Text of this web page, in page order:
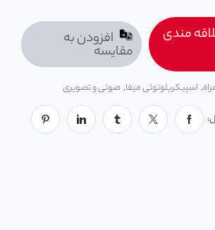
مندی
افزودن به
مقایسه
, اسپیکربلوتوثی میفا, صوتی و تصویری